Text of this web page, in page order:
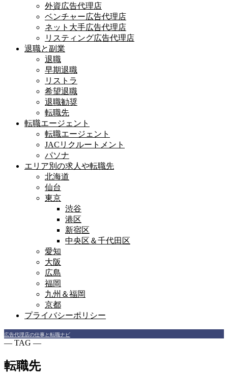
外資広告代理店
ベンチャー広告代理店
ネット大手広告代理店
リスティング広告代理店
退職と副業
退職
早期退職
リストラ
希望退職
退職勧奨
転職先
転職エージェント
転職エージェント
JACリクルートメント
パソナ
エリア別の求人や転職先
北海道
仙台
東京
渋谷
港区
新宿区
中央区＆千代田区
愛知
大阪
広島
福岡
九州＆福岡
京都
プライバシーポリシー
広告代理店の仕事と転職ナビ
― TAG ―
転職先